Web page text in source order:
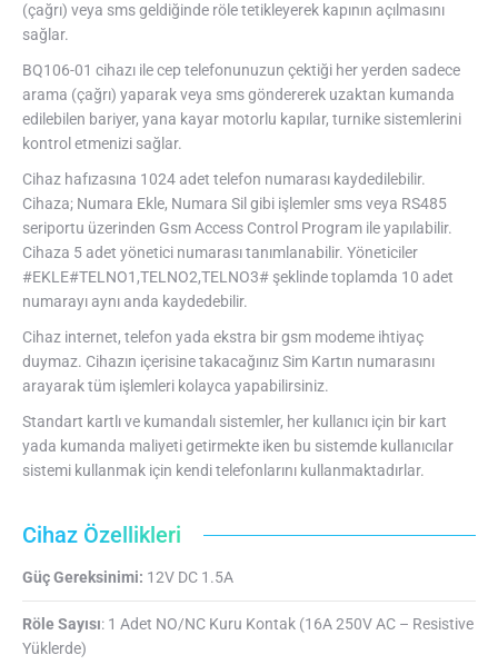
(çağrı) veya sms geldiğinde röle tetikleyerek kapının açılmasını
sağlar.
BQ106-01 cihazı ile cep telefonunuzun çektiği her yerden sadece
arama (çağrı) yaparak veya sms göndererek uzaktan kumanda
edilebilen bariyer, yana kayar motorlu kapılar, turnike sistemlerini
kontrol etmenizi sağlar.
Cihaz hafızasına 1024 adet telefon numarası kaydedilebilir.
Cihaza; Numara Ekle, Numara Sil gibi işlemler sms veya RS485
seriportu üzerinden Gsm Access Control Program ile yapılabilir.
Cihaza 5 adet yönetici numarası tanımlanabilir. Yöneticiler
#EKLE#TELNO1,TELNO2,TELNO3# şeklinde toplamda 10 adet
numarayı aynı anda kaydedebilir.
Cihaz internet, telefon yada ekstra bir gsm modeme ihtiyaç
duymaz. Cihazın içerisine takacağınız Sim Kartın numarasını
arayarak tüm işlemleri kolayca yapabilirsiniz.
Standart kartlı ve kumandalı sistemler, her kullanıcı için bir kart
yada kumanda maliyeti getirmekte iken bu sistemde kullanıcılar
sistemi kullanmak için kendi telefonlarını kullanmaktadırlar.
Cihaz Özellikleri
Güç Gereksinimi: 12V DC 1.5A
Röle Sayısı: 1 Adet NO/NC Kuru Kontak (16A 250V AC – Resistive
Yüklerde)